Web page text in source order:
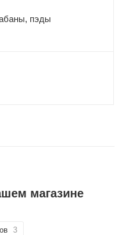
пэды
магазине
3